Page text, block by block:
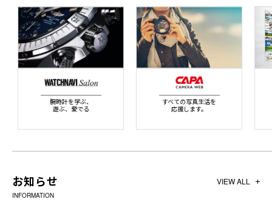
腕時計を学ぶ、
遊ぶ、愛でる
すべての写真生活を
応援します。
お知らせ
INFORMATION
VIEW ALL